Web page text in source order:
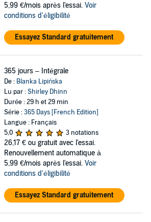
5,99 €/mois après l'essai. Voir
conditions d'éligibilité
Essayez Standard gratuitement
365 jours – Intégrale
De : Blanka Lipińska
Lu par :Shirley Dhinn
Durée : 29 h et 29 min
Série :365 Days [French Edition]
Langue : Français
5,0
3 notations
26,17 € ou gratuit avec l'essai.
Renouvellement automatique à
5,99 €/mois après l'essai. Voir
conditions d'éligibilité
Essayez Standard gratuitement